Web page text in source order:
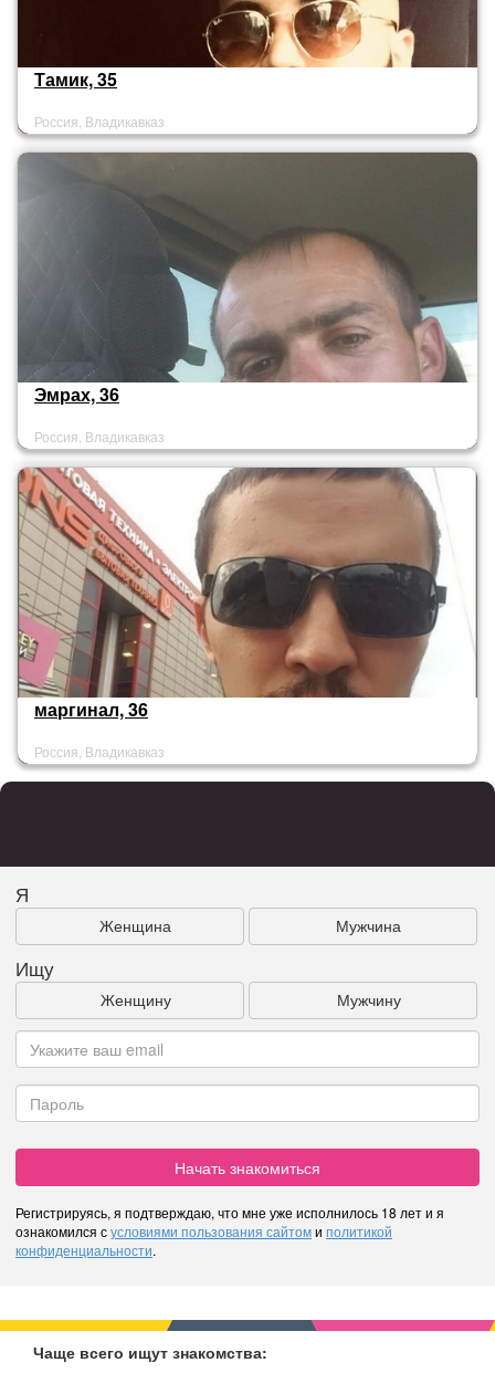
Тамик, 35
Россия, Владикавказ
Эмрах, 36
Россия, Владикавказ
маргинал, 36
Россия, Владикавказ
Я
Женщина Мужчина
Ищу
Женщину Мужчину
Начать знакомиться
Регистрируясь, я подтверждаю, что мне уже исполнилось 18 лет и я
ознакомился сусловиями пользования сайтоми политикой
конфиденциальности.
Чаще всего ищут знакомства: